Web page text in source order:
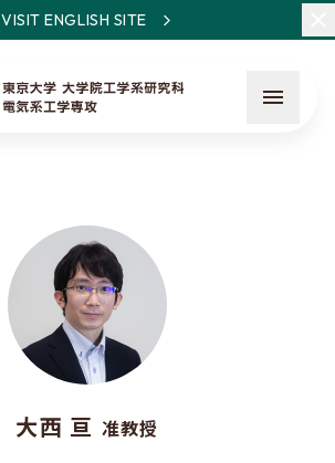
VISIT ENGLISH SITE
大西 亘 准教授